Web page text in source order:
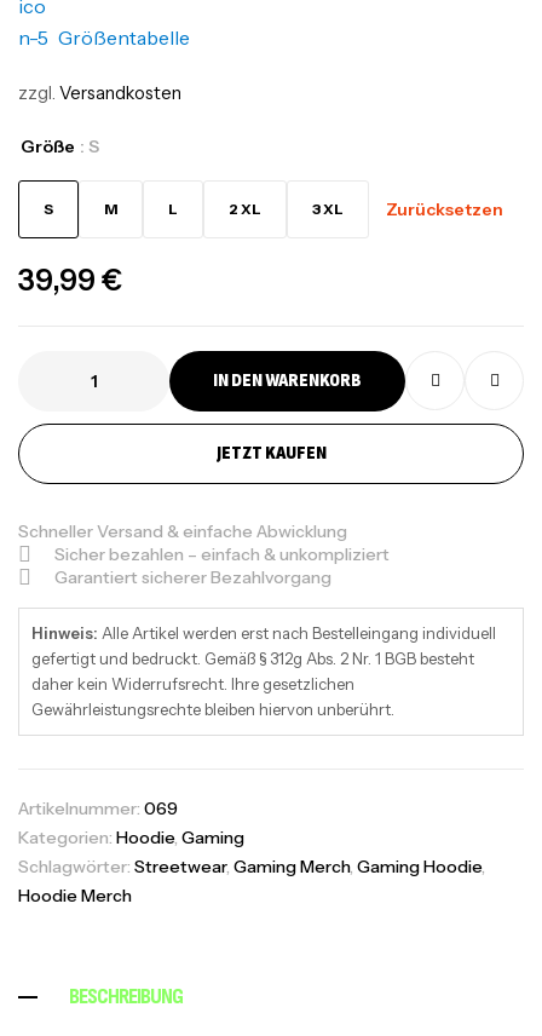
Größentabelle
zzgl. Versandkosten
Größe : S
S M L 2 XL 3 XL Zurücksetzen
39,99 €
IN DEN WARENKORB
JETZT KAUFEN
Schneller Versand & einfache Abwicklung
Sicher bezahlen – einfach & unkompliziert
Garantiert sicherer Bezahlvorgang
Hinweis: Alle Artikel werden erst nach Bestelleingang individuell
gefertigt und bedruckt. Gemäß § 312g Abs. 2 Nr. 1 BGB besteht
daher kein Widerrufsrecht. Ihre gesetzlichen
Gewährleistungsrechte bleiben hiervon unberührt.
Artikelnummer: 069
Kategorien: Hoodie, Gaming
Schlagwörter: Streetwear, Gaming Merch, Gaming Hoodie,
Hoodie Merch
BESCHREIBUNG